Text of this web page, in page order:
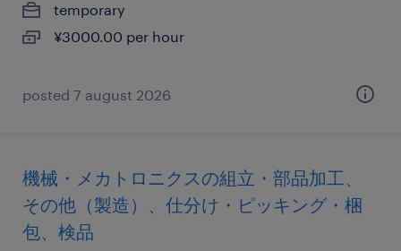
temporary
¥3000.00 per hour
posted 7 august 2026
機械・メカトロニクスの組立・部品加工、
その他（製造）、仕分け・ピッキング・梱
包、検品